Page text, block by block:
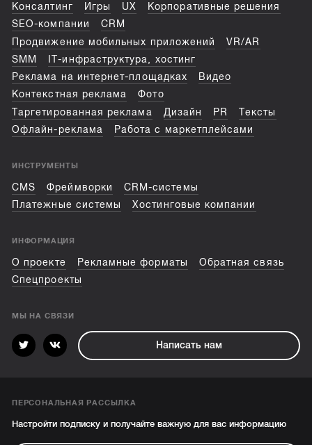
Консалтинг
Игры UX
Корпоративные решения
SEO-компании
CRM
Продвижение мобильных приложений
VR/AR
SMM
IT-инфраструктура, хостинг
Реклама на интернет-площадках
Видео
Контекстная реклама
Фото
Таргетированная реклама
Дизайн PR
Тексты
Офлайн-реклама
Работа с маркетплейсами
ИНСТРУМЕНТЫ
CMS Фреймворки
CRM-системы
Платежные системы
Хостинговые компании
ИНФОРМАЦИЯ
О проекте Рекламные форматы
Обратная связь
Спецпроекты
МЫ НА СВЯЗИ
Написать нам
ПЕРСОНАЛЬНАЯ РАССЫЛКА
Настройти подписку и получайте важную для вас информацию